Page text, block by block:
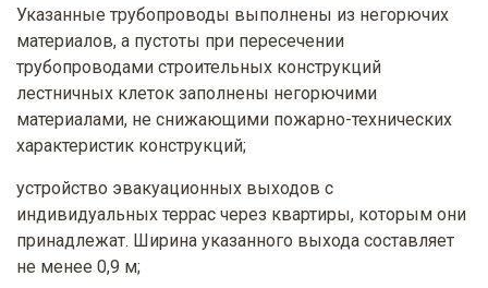
Указанные трубопроводы выполнены из негорючих
материалов, а пустоты при пересечении
трубопроводами строительных конструкций
лестничных клеток заполнены негорючими
материалами, не снижающими пожарно-технических
характеристик конструкций;
устройство эвакуационных выходов с
индивидуальных террас через квартиры, которым они
принадлежат. Ширина указанного выхода составляет
не менее 0,9 м;